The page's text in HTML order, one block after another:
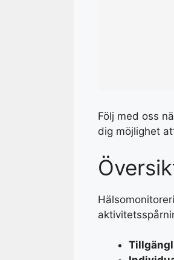
Följ med oss
dig möjlighet